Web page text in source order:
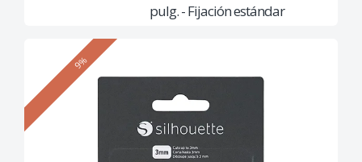
pulg. - Fijación estándar
9%